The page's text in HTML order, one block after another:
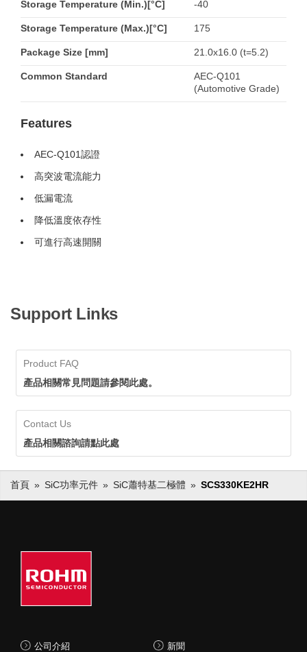
Storage Temperature (Min.)[°C] -40
Storage Temperature (Max.)[°C] 175
Package Size [mm] 21.0x16.0 (t=5.2)
Common Standard
AEC-Q101
(Automotive Grade)
Features
AEC-Q101認證
高突波電流能力
低漏電流
降低溫度依存性
可進行高速開關
Support Links
Product FAQ
產品相關常見問題請參閱此處。
Contact Us
產品相關諮詢請點此處
首頁 SiC功率元件 SiC蕭特基二極體 SCS330KE2HR
公司介紹 新聞